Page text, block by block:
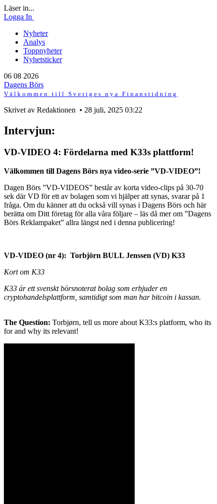
Läser in...
Logga In
Nyheter
Analys
Toppnyheter
Nyhetsticker
06 08 2026
Dagens Börs
Välkommen till Sveriges nya Finanstidning
Skrivet av Redaktionen • 28 juli, 2025 03:22
Intervjun:
VD-VIDEO 4: Fördelarna med K33s plattform!
Välkommen till Dagens Börs nya video-serie ”VD-VIDEO”!
Dagen Börs ”VD-VIDEOS” består av korta video-clips på 30-70
sek där VD för ett av bolagen som vi hjälper att synas, svarar på 1
fråga. Om du känner att du också vill synas i Dagens Börs och här
berätta om Ditt företag för alla våra följare – läs då mer om ”Dagens
Börs Reklampaket” allra längst ned i denna publicering!
VD-VIDEO (nr 4): Torbjörn BULL Jenssen (VD) K33
Kort om K33
K33 är ett svenskt börsnoterat bolag som erbjuder en
cryptohandelsplattform, samtidigt som man har bitcoin i kassan.
The Question: Torbjørn, tell us more about K33:s platform, who its
for and why its relevant!